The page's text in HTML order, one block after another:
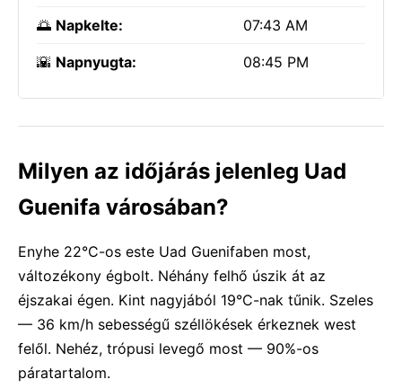
🌅 Napkelte: 07:43 AM
🌇 Napnyugta: 08:45 PM
Milyen az időjárás jelenleg Uad
Guenifa városában?
Enyhe 22°C-os este Uad Guenifaben most,
változékony égbolt. Néhány felhő úszik át az
éjszakai égen. Kint nagyjából 19°C-nak tűnik. Szeles
— 36 km/h sebességű széllökések érkeznek west
felől. Nehéz, trópusi levegő most — 90%-os
páratartalom.